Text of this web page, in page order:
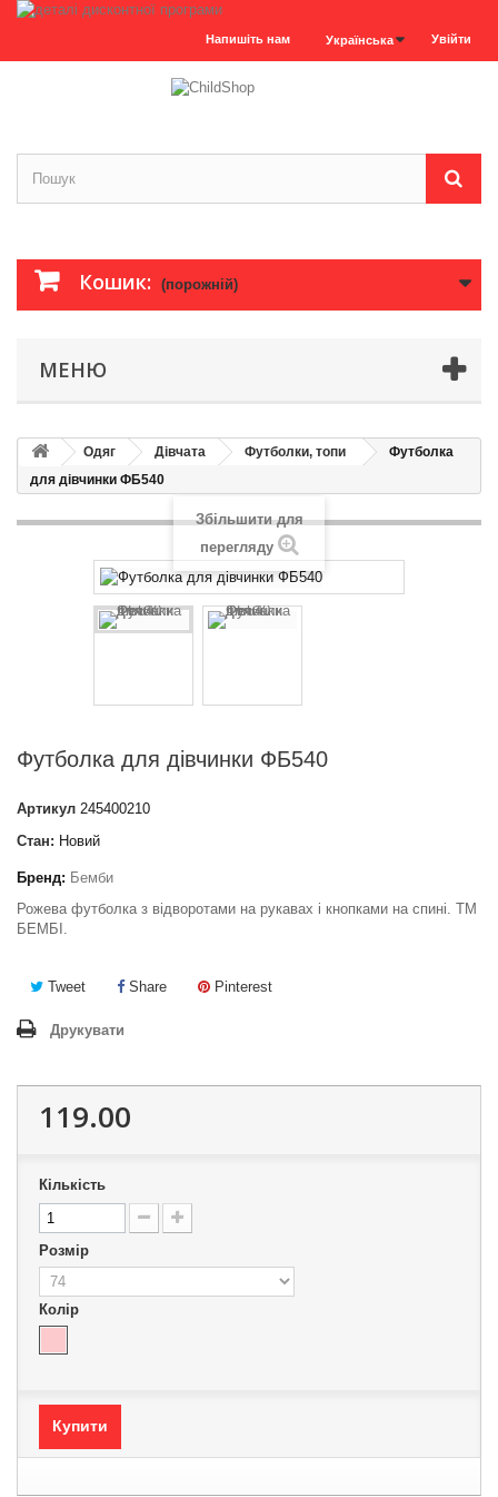
Увійти
Українська
Напишіть нам
Кошик: (порожній)
МЕНЮ
Одяг Дівчата Футболки, топи
Футболка
для дівчинки ФБ540
Збільшити для
перегляду
Футболка для дівчинки ФБ540
Артикул 245400210
Стан: Новий
Бренд: Бемби
Рожева футболка з відворотами на рукавах і кнопками на спині. ТМ
БЕМБІ.
Tweet Share Pinterest
Друкувати
119.00
Кількість
Розмір
Колір
Купити